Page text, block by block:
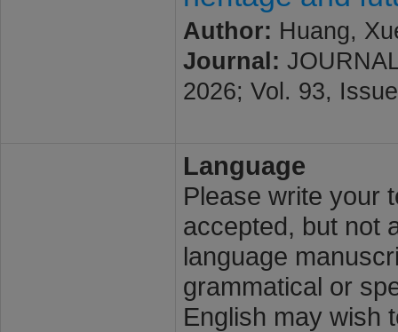
Author: Huang,
Journal:
2026; Vol. 93,
Language
Please write your
accepted, but not
language
grammatical or
English may wish